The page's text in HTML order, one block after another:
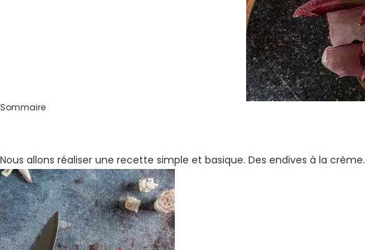
Sommaire
Nous allons réaliser une recette simple et basique. Des endives à la crème.